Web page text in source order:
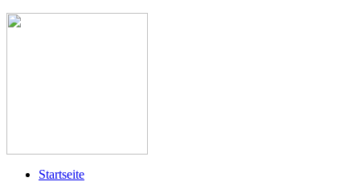
Startseite